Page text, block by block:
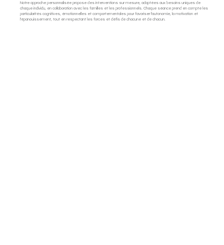
Notre approche personnalisée propose des interventions sur mesure, adaptées aux besoins uniques de
chaque individu, en collaboration avec les familles et les professionnels. Chaque séance prend en compte les
particularités cognitives, émotionnelles et comportementales pour favoriser l'autonomie, la motivation et
l'épanouissement, tout en respectant les forces et défis de chacune et de chacun.